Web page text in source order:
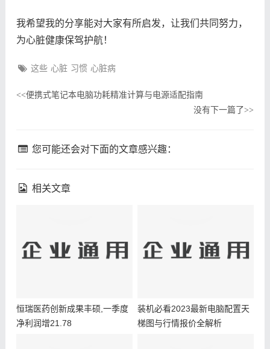
我希望我的分享能对大家有所启发，让我们共同努力，
为心脏健康保驾护航！
这些 心脏 习惯 心脏病
<<便携式笔记本电脑功耗精准计算与电源适配指南
没有下一篇了>>
您可能还会对下面的文章感兴趣：
相关文章
恒瑞医药创新成果丰硕,一季度
净利润增21.78
装机必看2023最新电脑配置天
梯图与行情报价全解析